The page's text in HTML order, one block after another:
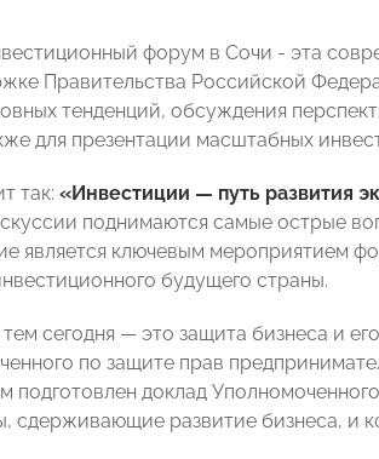
форум в Сочи - эта
Правительства Российской
тенденций, обсуждения
для презентации масштабных
так: «Инвестиции — путь развития
поднимаются самые острые
является ключевым мероприятием
будущего страны.
сегодня — это защита бизнеса и
по защите прав
подготовлен доклад
сдерживающие развитие бизнеса, и